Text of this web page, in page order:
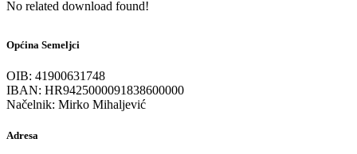
No related download found!
Općina Semeljci
OIB: 41900631748
IBAN: HR9425000091838600000
Načelnik: Mirko Mihaljević
Adresa